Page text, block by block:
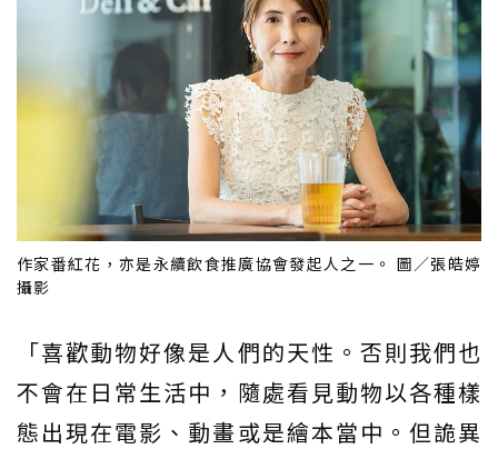
作家番紅花，亦是永續飲食推廣協會發起人之一。 圖／張皓婷
攝影
「喜歡動物好像是人們的天性。否則我們也
不會在日常生活中，隨處看見動物以各種樣
態出現在電影、動畫或是繪本當中。但詭異